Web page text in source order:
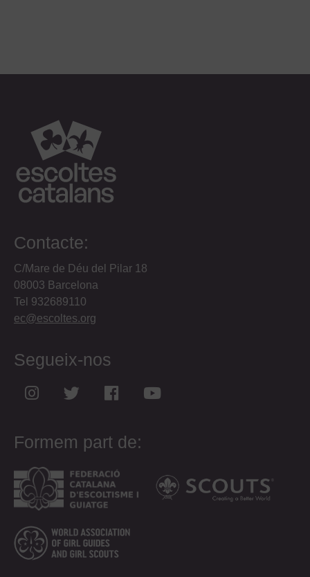
Contacte:
C/Mare de Déu del Pilar 18
08003 Barcelona
Tel 932689110
ec@escoltes.org
Segueix-nos
Formem part de: